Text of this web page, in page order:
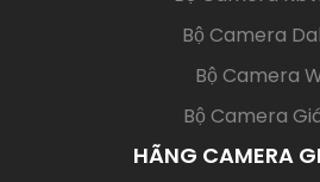
Bộ Camera
Bộ Camera
Bộ Camera
HÃNG CAMERA